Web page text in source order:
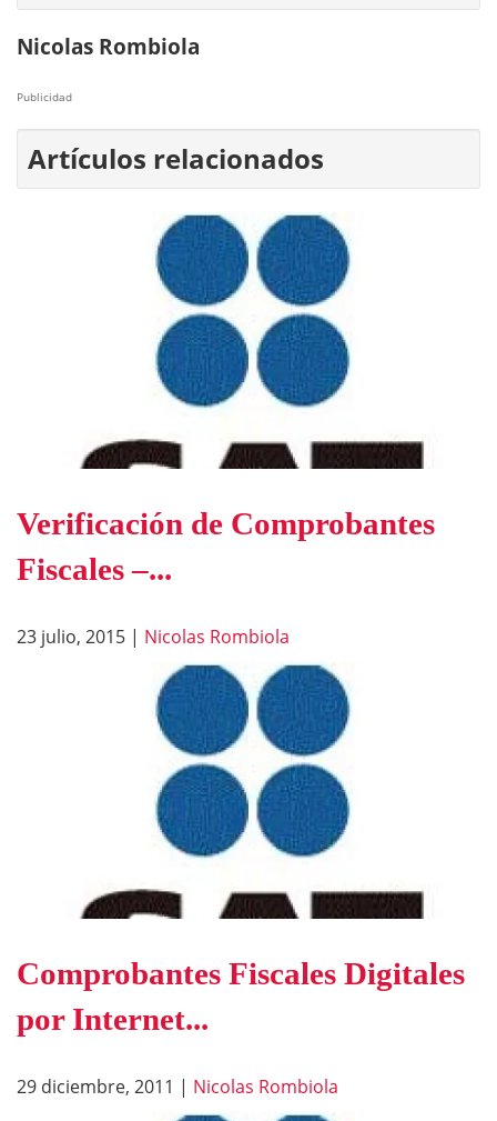
Nicolas Rombiola
Publicidad
Artículos relacionados
Verificación de Comprobantes
Fiscales –...
23 julio, 2015 | Nicolas Rombiola
Comprobantes Fiscales Digitales
por Internet...
29 diciembre, 2011 | Nicolas Rombiola